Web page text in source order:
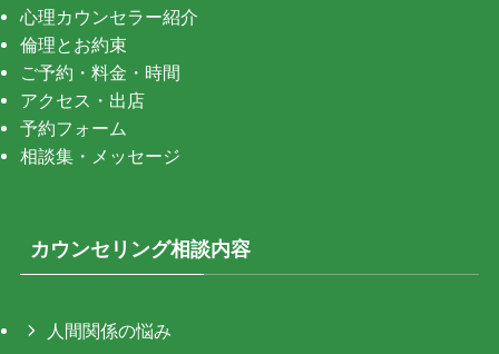
心理カウンセラー紹介
倫理とお約束
ご予約・料金・時間
アクセス・出店
予約フォーム
相談集・メッセージ
カウンセリング相談内容
人間関係の悩み